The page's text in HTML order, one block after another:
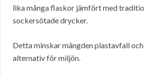
lika många flaskor jämfört med
sockersötade drycker.
Detta minskar mängden plastavfall
alternativ för miljön.